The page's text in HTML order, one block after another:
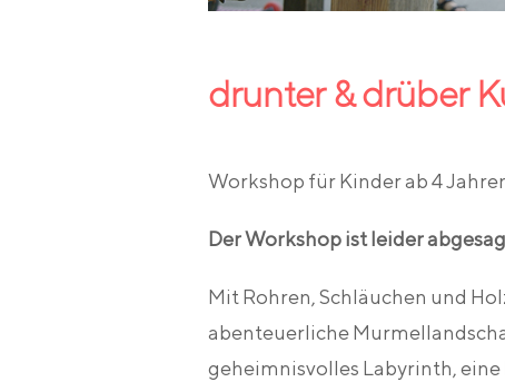
drunter & drüber
Workshop für Kinder ab 4
Der Workshop ist leider
Mit Rohren, Schläuchen und
abenteuerliche
geheimnisvolles Labyrinth,